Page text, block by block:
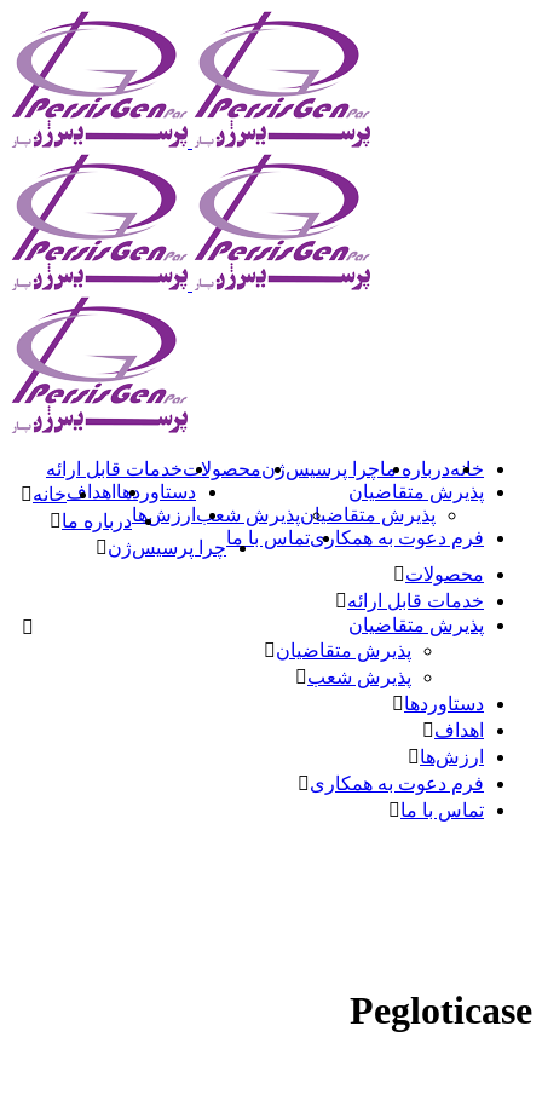
خانهدرباره ماچرا پرسیس‌ژنمحصولاتخدمات قابل ارائه
پذیرش متقاضیان
پذیرش متقاضیانپذیرش شعب
دستاوردها اهداف
ارزش‌ها
فرم دعوت به همکاریتماس با ما
خانه
درباره ما
چرا پرسیس‌ژن
محصولات
خدمات قابل ارائه
پذیرش متقاضیان
پذیرش متقاضیان
پذیرش شعب
دستاوردها
اهداف
ارزش‌ها
فرم دعوت به همکاری
تماس با ما
Pegloticase